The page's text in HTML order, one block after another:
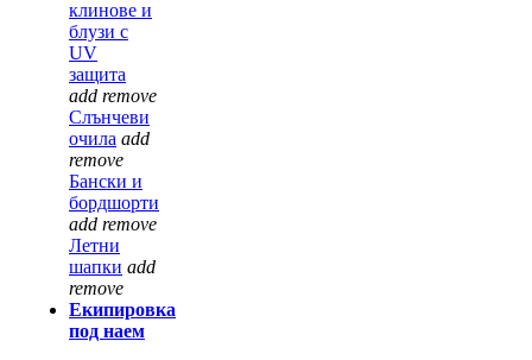
клинове и
блузи с
UV
защита
add remove
Слънчеви
очила add
remove
Бански и
бордшорти
add remove
Летни
шапки add
remove
Екипировка
под наем